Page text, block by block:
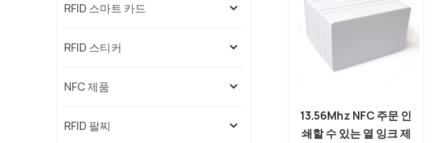
13.56Mhz NFC 주문 인
쇄할 수 있는 열 잉크 제
RFID 스마트 카드
RFID 스티커
NFC 제품
RFID 팔찌